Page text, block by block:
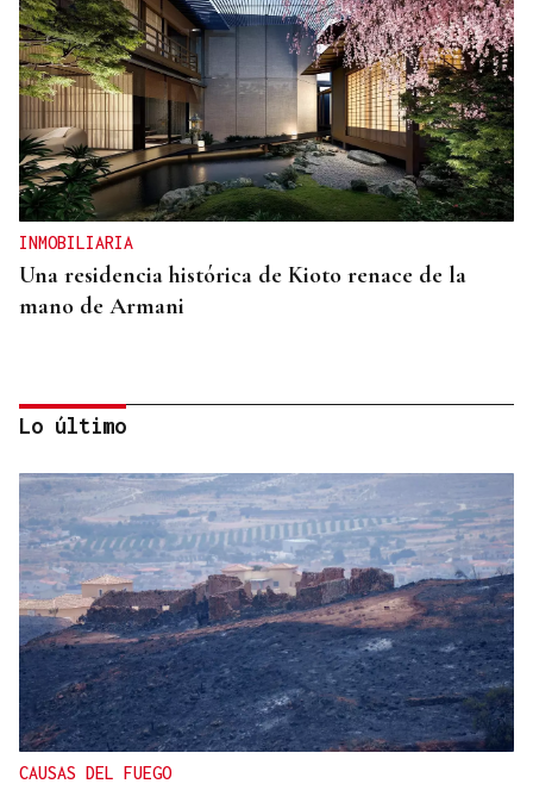
INMOBILIARIA
Una residencia histórica de Kioto renace de la
mano de Armani
INMOBILIARIA
ARG Promociones adquiere 12.000 metros
cuadrados de suelo para un proyecto de lujo de
150 millones en Puerto Banús
Lo último
CAUSAS DEL FUEGO